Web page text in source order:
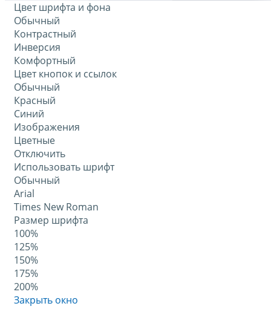
Цвет шрифта и фона
Обычный
Контрастный
Инверсия
Комфортный
Цвет кнопок и ссылок
Обычный
Красный
Синий
Изображения
Цветные
Отключить
Использовать шрифт
Обычный
Arial
Times New Roman
Размер шрифта
100%
125%
150%
175%
200%
Закрыть окно